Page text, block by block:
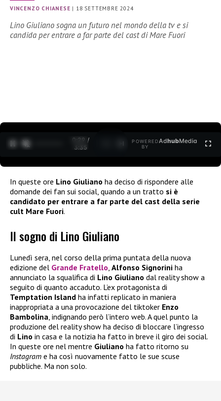
VINCENZO CHIANESE | 18 SETTEMBRE 2024
Lino Giuliano sogna un futuro nel mondo della tv e si
candida per entrare a far parte del cast di Mare Fuori
0:30 /
3:35
POWERED
BY
AdhubMedia
In queste ore Lino Giuliano ha deciso di rispondere alle
domande dei fan sui social, quando a un tratto si è
candidato per entrare a far parte del cast della serie
cult Mare Fuori.
Il sogno di Lino Giuliano
Lunedì sera, nel corso della prima puntata della nuova
edizione del Grande Fratello, Alfonso Signorini ha
annunciato la squalifica di Lino Giuliano dal reality show a
seguito di quanto accaduto. L’ex protagonista di
Temptation Island ha infatti replicato in maniera
inappropriata a una provocazione del tiktoker Enzo
Bambolina, indignando però l’intero web. A quel punto la
produzione del reality show ha deciso di bloccare l’ingresso
di Lino in casa e la notizia ha fatto in breve il giro dei social.
In queste ore nel mentre Giuliano ha fatto ritorno su
Instagram e ha così nuovamente fatto le sue scuse
pubbliche. Ma non solo.